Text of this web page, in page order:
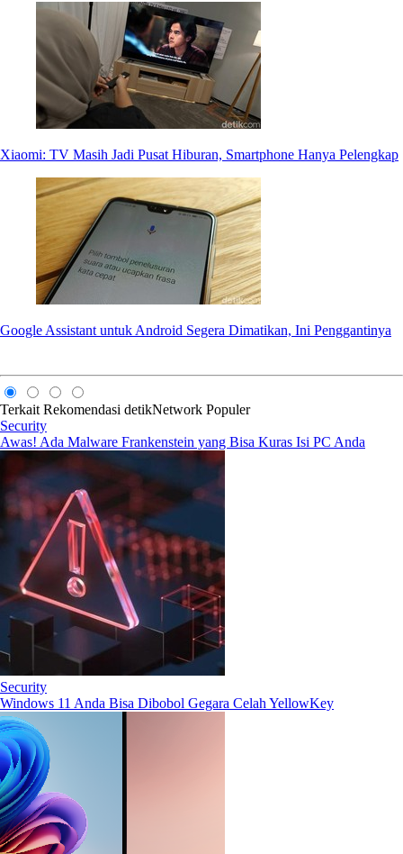
Xiaomi: TV Masih Jadi Pusat Hiburan, Smartphone Hanya Pelengkap
Google Assistant untuk Android Segera Dimatikan, Ini Penggantinya
Terkait Rekomendasi detikNetwork Populer
Security
Awas! Ada Malware Frankenstein yang Bisa Kuras Isi PC Anda
Security
Windows 11 Anda Bisa Dibobol Gegara Celah YellowKey